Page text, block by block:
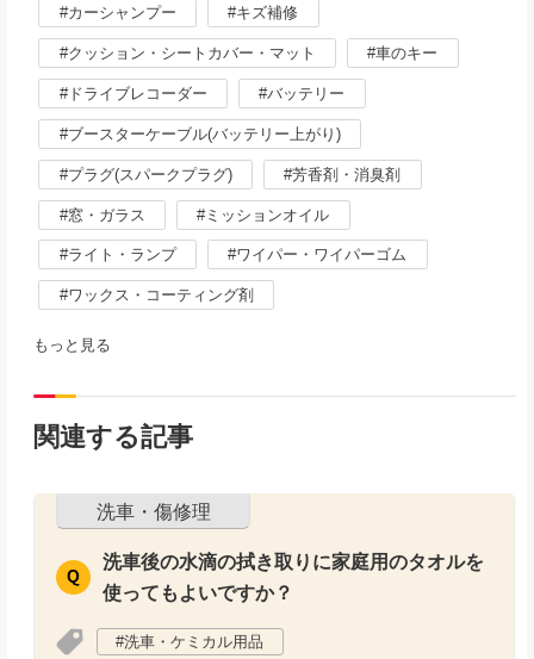
カーシャンプー キズ補修
クッション・シートカバー・マット 車のキー
ドライブレコーダー バッテリー
ブースターケーブル(バッテリー上がり)
プラグ(スパークプラグ) 芳香剤・消臭剤
窓・ガラス ミッションオイル
ライト・ランプ ワイパー・ワイパーゴム
ワックス・コーティング剤
もっと見る
関連する記事
洗車・傷修理
洗車後の水滴の拭き取りに家庭用のタオルを
使ってもよいですか？
洗車・ケミカル用品